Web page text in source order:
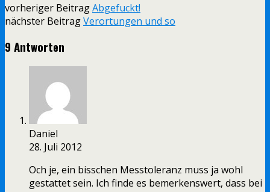
vorheriger BeitragAbgefuckt!
nächster BeitragVerortungen und so
9 Antworten
Daniel
28. Juli 2012
Och je, ein bisschen Messtoleranz muss ja wohl
gestattet sein. Ich finde es bemerkenswert, dass bei